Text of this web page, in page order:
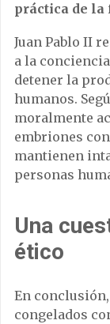
práctica de la
Juan Pablo II
a la
detener la
humanos.
moralmente
embriones
mantienen
personas
Una
ético
En
congelados